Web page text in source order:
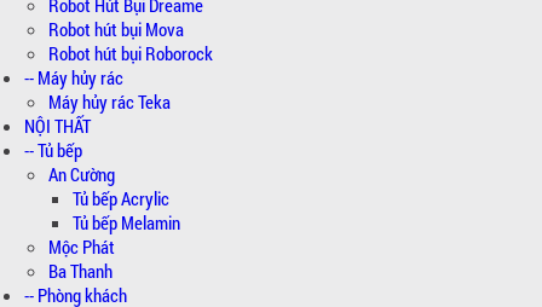
Robot hút bụi Mova
Robot hút bụi Roborock
-- Máy hủy rác
Máy hủy rác Teka
NỘI THẤT
-- Tủ bếp
An Cường
Tủ bếp Acrylic
Tủ bếp Melamin
Mộc Phát
Ba Thanh
-- Phòng khách